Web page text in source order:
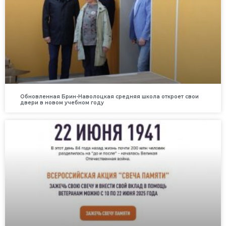
Обновленная Брин-Наволоцкая средняя школа откроет свои
двери в новом учебном году